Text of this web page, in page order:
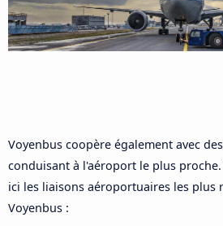
Voyenbus coopère également avec
conduisant à l'aéroport le plus
ici les liaisons aéroportuaires les plus
Voyenbus :